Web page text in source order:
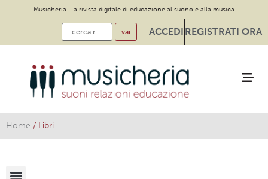
Musicheria. La rivista digitale di educazione al suono e alla musica
ACCEDI REGISTRATI ORA
Home / Libri